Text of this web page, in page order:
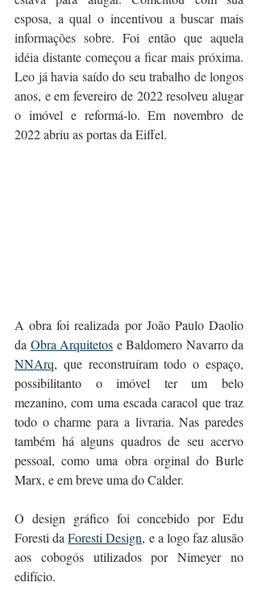
esposa, a qual o incentivou a buscar mais
informações sobre. Foi então que aquela
idéia distante começou a ficar mais próxima.
Leo já havia saído do seu trabalho de longos
anos, e em fevereiro de 2022 resolveu alugar
o imóvel e reformá-lo. Em novembro de
2022 abriu as portas da Eiffel.
A obra foi realizada por João Paulo Daolio
da Obra Arquitetos
NNArq, que reconstruíram todo o espaço,
possibilitanto o imóvel ter um belo
mezanino, com uma escada caracol que traz
todo o charme para a livraria. Nas paredes
também há alguns quadros de seu acervo
pessoal, como uma obra orginal do Burle
Marx, e em breve uma do Calder.
O design gráfico foi concebido por Edu
Foresti da Foresti Design, e a logo faz alusão
aos cobogós utilizados por Nimeyer no
edifício.